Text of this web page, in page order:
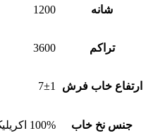
شانه 1200
تراکم 3600
ارتفاع خاب فرش 7±1
جنس نخ خاب 100% اکریلیک هیت ست شده